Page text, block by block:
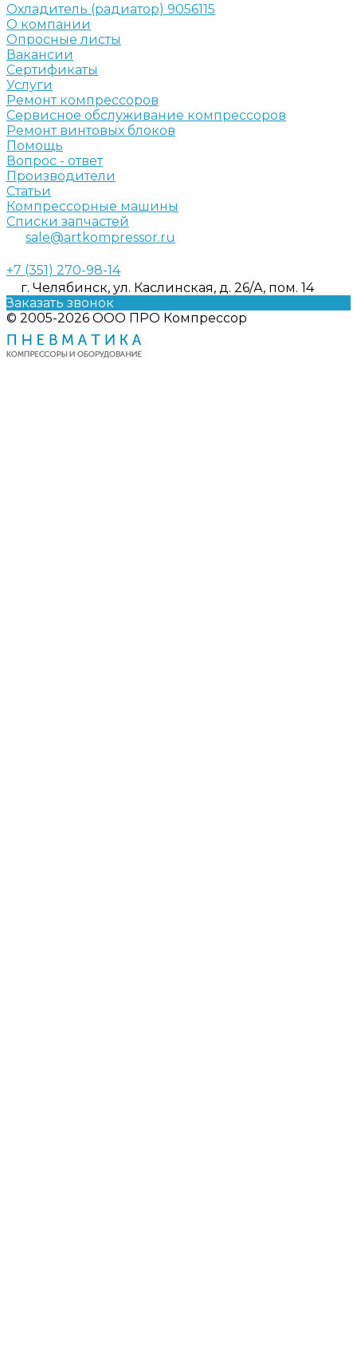
Охладитель (радиатор) 9056115
О компании
Опросные листы
Вакансии
Сертификаты
Услуги
Ремонт компрессоров
Сервисное обслуживание компрессоров
Ремонт винтовых блоков
Помощь
Вопрос - ответ
Производители
Статьи
Компрессорные машины
Списки запчастей
sale@artkompressor.ru
+7 (351) 270-98-14
г. Челябинск, ул. Каслинская, д. 26/А, пом. 14
Заказать звонок
© 2005-2026 ООО ПРО Компрессор